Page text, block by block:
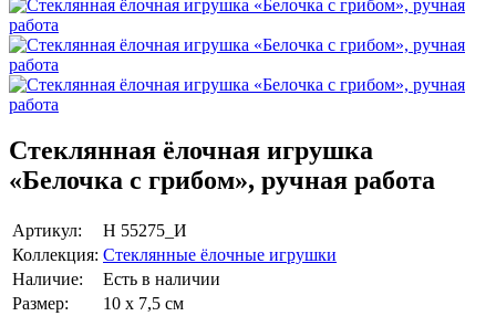
Стеклянная ёлочная игрушка
«Белочка с грибом», ручная работа
Артикул:
Н 55275_И
Коллекция: Стеклянные ёлочные игрушки
Наличие:
Есть в наличии
Размер:
10 х 7,5 см